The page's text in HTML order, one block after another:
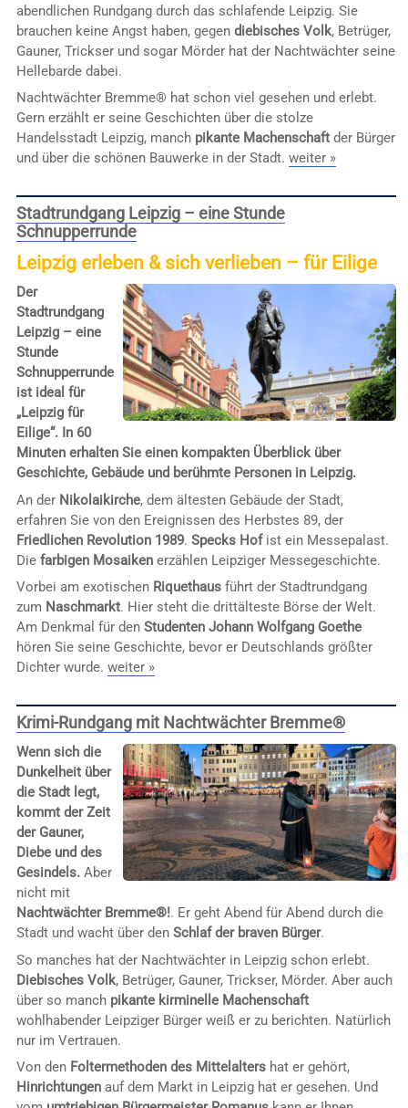
abendlichen Rundgang durch das schlafende Leipzig. Sie
brauchen keine Angst haben, gegen diebisches Volk, Betrüger,
Gauner, Trickser und sogar Mörder hat der Nachtwächter seine
Hellebarde dabei.
Nachtwächter Bremme® hat schon viel gesehen und erlebt.
Gern erzählt er seine Geschichten über die stolze
Handelsstadt Leipzig, manch pikante Machenschaftder Bürger
und über die schönen Bauwerke in der Stadt. weiter »
Stadtrundgang Leipzig – eine Stunde
Schnupperrunde
Leipzig erleben & sich verlieben – für Eilige
Der
Stadtrundgang
Leipzig – eine
Stunde
Schnupperrunde
ist ideal für
„Leipzig für
Eilige“. In 60
Minuten erhalten Sie einen kompakten Überblick über
Geschichte, Gebäude und berühmte Personen in Leipzig.
An der Nikolaikirche, dem ältesten Gebäude der Stadt,
erfahren Sie von den Ereignissen des Herbstes 89, der
Friedlichen Revolution 1989. Specks Hofist ein Messepalast.
Die farbigen Mosaikenerzählen Leipziger Messegeschichte.
Vorbei am exotischen Riquethausführt der Stadtrundgang
zum Naschmarkt. Hier steht die drittälteste Börse der Welt.
Am Denkmal für den Studenten Johann Wolfgang Goethe
hören Sie seine Geschichte, bevor er Deutschlands größter
Dichter wurde. weiter »
Krimi-Rundgang mit Nachtwächter Bremme®
Wenn sich die
Dunkelheit über
die Stadt legt,
kommt der Zeit
der Gauner,
Diebe und des
Gesindels.Aber
nicht mit
Nachtwächter Bremme®!. Er geht Abend für Abend durch die
Stadt und wacht über den Schlaf der braven Bürger.
So manches hat der Nachtwächter in Leipzig schon erlebt.
Diebisches Volk, Betrüger, Gauner, Trickser, Mörder. Aber auch
über so manch pikante kirminelle Machenschaft
wohlhabender Leipziger Bürger weiß er zu berichten. Natürlich
nur im Vertrauen.
Von den Foltermethoden des Mittelaltershat er gehört,
Hinrichtungenauf dem Markt in Leipzig hat er gesehen. Und